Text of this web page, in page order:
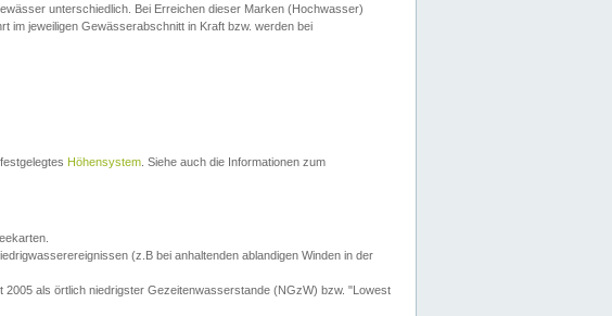
unterschiedlich. Bei Erreichen dieser Marken (Hochwasser)
im jeweiligen Gewässerabschnitt in Kraft bzw. werden bei
Höhensystem . Siehe auch die Informationen zum
(z.B bei anhaltenden ablandigen Winden in der
als örtlich niedrigster Gezeitenwasserstande (NGzW) bzw. "Lowest